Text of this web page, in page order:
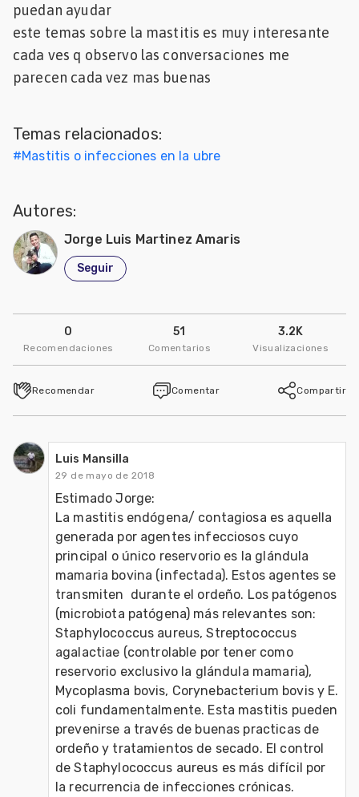
puedan ayudar
este temas sobre la mastitis es muy interesante
cada ves q observo las conversaciones me
parecen cada vez mas buenas
Temas relacionados:
#Mastitis o infecciones en la ubre
Autores:
Jorge Luis Martinez Amaris
Seguir
0
Recomendaciones
51
Comentarios
3.2K
Visualizaciones
Recomendar Comentar Compartir
Luis Mansilla
29 de mayo de 2018
Estimado Jorge:
La mastitis endógena/ contagiosa es aquella
generada por agentes infecciosos cuyo
principal o único reservorio es la glándula
mamaria bovina (infectada). Estos agentes se
transmiten  durante el ordeño. Los patógenos
(microbiota patógena) más relevantes son:
Staphylococcus aureus, Streptococcus
agalactiae (controlable por tener como
reservorio exclusivo la glándula mamaria),
Mycoplasma bovis, Corynebacterium bovis y E.
coli fundamentalmente. Esta mastitis pueden
prevenirse a través de buenas practicas de
ordeño y tratamientos de secado. El control
de Staphylococcus aureus es más difícil por
la recurrencia de infecciones crónicas.